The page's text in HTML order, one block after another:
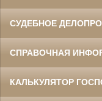
СУДЕБНОЕ
СПРАВОЧНАЯ
КАЛЬКУЛЯТОР